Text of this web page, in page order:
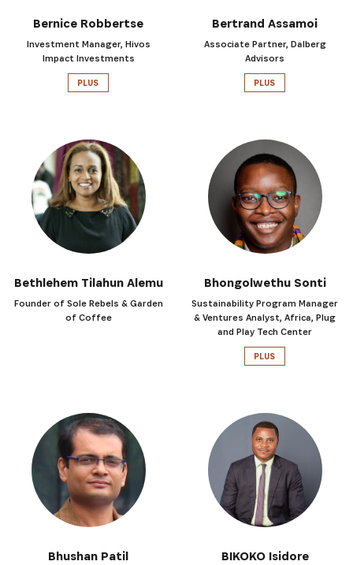
Bernice Robbertse
Investment Manager, Hivos
Impact Investments
PLUS
Bertrand Assamoi
Associate Partner, Dalberg
Advisors
PLUS
Bethlehem Tilahun Alemu
Founder of Sole Rebels & Garden
of Coffee
Bhongolwethu Sonti
Sustainability Program Manager
& Ventures Analyst, Africa, Plug
and Play Tech Center
PLUS
Bhushan Patil BIKOKO Isidore